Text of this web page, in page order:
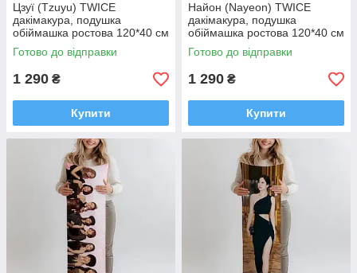
Цзуї (Tzuyu) TWICE
дакімакура, подушка
обіймашка ростова 120*40 см
Готово до відправки
1 290 ₴
Купити
Найон (Nayeon) TWICE
дакімакура, подушка
обіймашка ростова 120*40 см
Готово до відправки
1 290 ₴
Купити